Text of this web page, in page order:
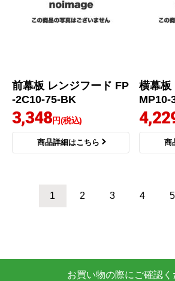
前幕板 レンジフード FP
-2C10-75-BK
3,348円(税込)
商品詳細はこちら
横幕板
MP10-
商
1 2 3 4 5
お買い物の際にご確認く